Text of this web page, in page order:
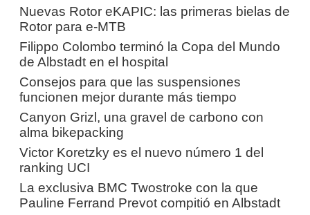
Nuevas Rotor eKAPIC: las primeras bielas de
Rotor para e-MTB
Filippo Colombo terminó la Copa del Mundo
de Albstadt en el hospital
Consejos para que las suspensiones
funcionen mejor durante más tiempo
Canyon Grizl, una gravel de carbono con
alma bikepacking
Victor Koretzky es el nuevo número 1 del
ranking UCI
La exclusiva BMC Twostroke con la que
Pauline Ferrand Prevot compitió en Albstadt